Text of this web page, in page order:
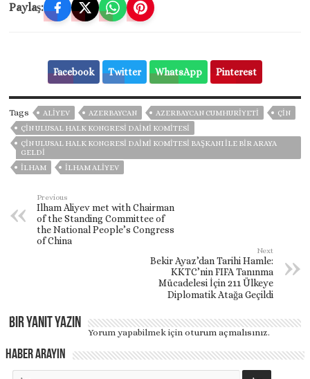
Paylaş:
Facebook Twitter WhatsApp Pinterest
Tags ALIYEV AZERBAYCAN AZERBAYCAN CUMHURIYETI
ÇIN
ÇIN ULUSAL HALK KONGRESI DAIMI KOMITESI
ÇIN ULUSAL HALK KONGRESI DAIMI KOMITESI BAŞKANI ILE BIR ARAYA
GELDI
İLHAM
İLHAM ALIYEV
Previous
Ilham Aliyev met with Chairman
of the Standing Committee of
the National People’s Congress
of China
Next
Bekir Ayaz’dan Tarihi Hamle:
KKTC’nin FIFA Tanınma
Mücadelesi İçin 211 Ülkeye
Diplomatik Atağa Geçildi
Bir yanıt yazın
Yorum yapabilmek içinoturum açmalısınız.
Haber Arayın